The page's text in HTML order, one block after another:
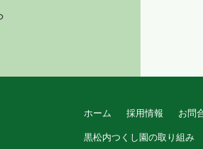
ホーム 採用情報 お問
黒松内つくし園の取り組み